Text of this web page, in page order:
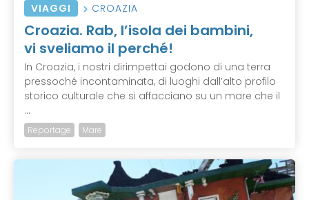
VIAGGI CROAZIA
Croazia. Rab, l’isola dei bambini,
vi sveliamo il perché!
In Croazia, i nostri dirimpettai godono di una terra
pressoché incontaminata, di luoghi dall’alto profilo
storico culturale che si affacciano su un mare che il
...
Reportage Mare